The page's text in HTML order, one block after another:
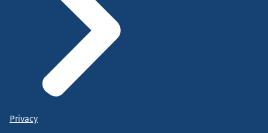
Privacy